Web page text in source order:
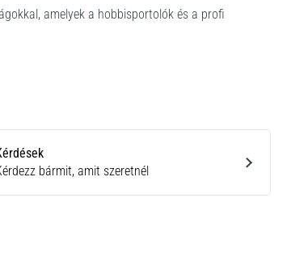
amelyek a hobbisportolók és a profi
bármit, amit szeretnél